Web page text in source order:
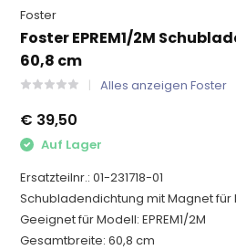
Foster
Foster EPREM1/2M
60,8 cm
Alles anzeigen Foster
€ 39,50
Auf Lager
Ersatzteilnr.: 01-231718-01
Schubladendichtung mit Magnet für
Geeignet für Modell: EPREM1/2M
Gesamtbreite: 60,8 cm